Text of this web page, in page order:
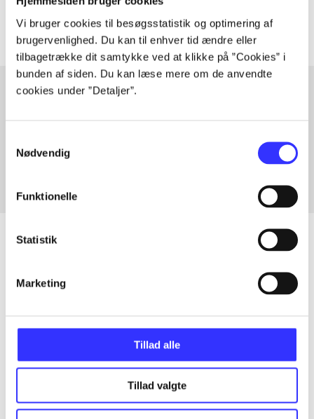
Vi bruger cookies til besøgsstatistik og optimering af
brugervenlighed. Du kan til enhver tid ændre eller
tilbagetrække dit samtykke ved at klikke på ”Cookies” i
bunden af siden. Du kan læse mere om de anvendte
cookies under ”Detaljer”.
Nødvendig
Funktionelle
Statistik
Marketing
Tillad alle
Tillad valgte
Artikler